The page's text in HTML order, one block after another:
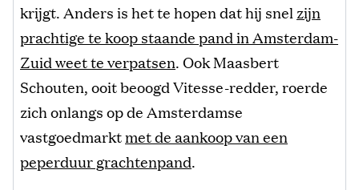
krijgt. Anders is het te hopen dat hij snel zijn
prachtige te koop staande pand in Amsterdam-
Zuid weet te verpatsen. Ook Maasbert
Schouten, ooit beoogd Vitesse-redder, roerde
zich onlangs op de Amsterdamse
vastgoedmarktmet de aankoop van een
peperduur grachtenpand.